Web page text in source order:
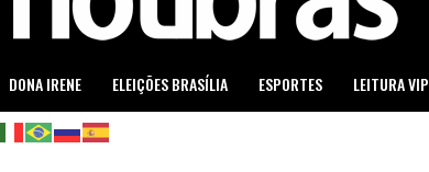
DONA IRENE ELEIÇÕES BRASÍLIA ESPORTES LEITURA VIP